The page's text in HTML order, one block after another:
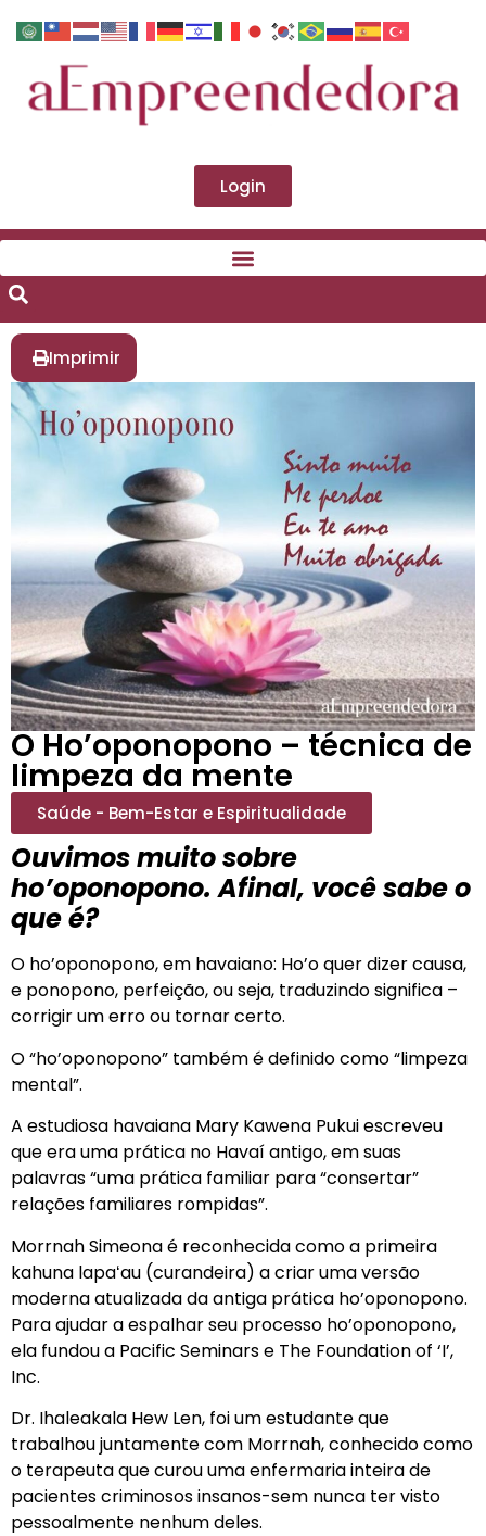
Login
Imprimir
O Ho’oponopono – técnica de
limpeza da mente
Saúde - Bem-Estar e Espiritualidade
Ouvimos muito sobre
ho’oponopono. Afinal, você sabe o
que é?
O ho’oponopono, em havaiano: Ho’o quer dizer causa,
e ponopono, perfeição, ou seja, traduzindo significa –
corrigir um erro ou tornar certo.
O “ho’oponopono” também é definido como “limpeza
mental”.
A estudiosa havaiana Mary Kawena Pukui escreveu
que era uma prática no Havaí antigo, em suas
palavras “uma prática familiar para “consertar”
relações familiares rompidas”.
Morrnah Simeona é reconhecida como a primeira
kahuna lapaʻau (curandeira) a criar uma versão
moderna atualizada da antiga prática ho’oponopono.
Para ajudar a espalhar seu processo ho’oponopono,
ela fundou a Pacific Seminars e The Foundation of ‘I’,
Inc.
Dr. Ihaleakala Hew Len, foi um estudante que
trabalhou juntamente com Morrnah, conhecido como
o terapeuta que curou uma enfermaria inteira de
pacientes criminosos insanos-sem nunca ter visto
pessoalmente nenhum deles.